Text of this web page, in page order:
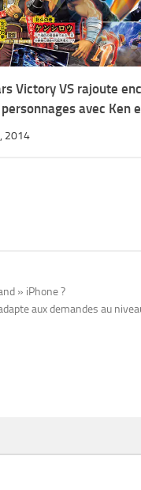
Victory VS rajoute
avec Ken
2014
» iPhone ?
aux demandes au